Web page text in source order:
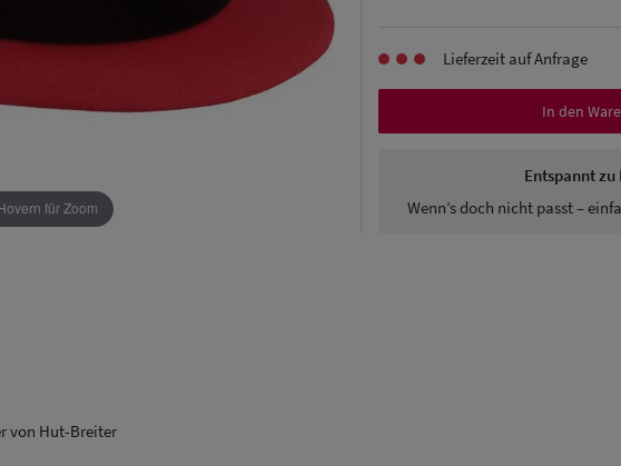
für Zoom
Lieferzeit auf Anfrage
In den
Entspannt
Wenn’s doch nicht passt –
von Hut-Breiter